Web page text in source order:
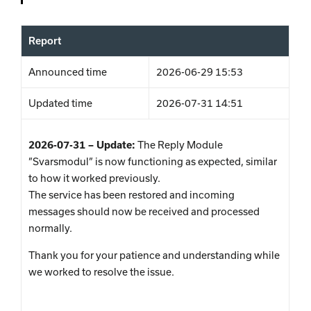
Report
Announced time 2026-06-29 15:53
Updated time 2026-07-31 14:51
2026-07-31 – Update: The Reply Module
”Svarsmodul” is now functioning as expected, similar
to how it worked previously.
The service has been restored and incoming
messages should now be received and processed
normally.
Thank you for your patience and understanding while
we worked to resolve the issue.